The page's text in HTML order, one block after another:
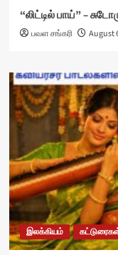
“லிட்டில் பாய்” –
பவள சங்கரி August
இலக்கியம்